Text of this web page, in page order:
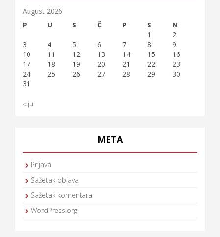
August 2026
P
U S Č P S
N
1
2
3
4 5 6 7 8
9
10
11 12 13 14 15
16
17
18 19 20 21 22
23
24
25 26 27 28 29
30
31
« jul
META
Prijava
Sažetak objava
Sažetak komentara
WordPress.org